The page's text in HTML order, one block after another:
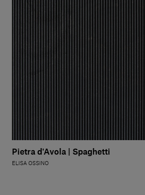
Pietra d'Avola | Spaghetti
ELISA OSSINO